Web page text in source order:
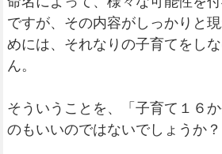
ですが、その内容がしっかりと
めには、それなりの子育てをし
ん。
そういうことを、「子育て１６
のもいいのではないでしょうか？